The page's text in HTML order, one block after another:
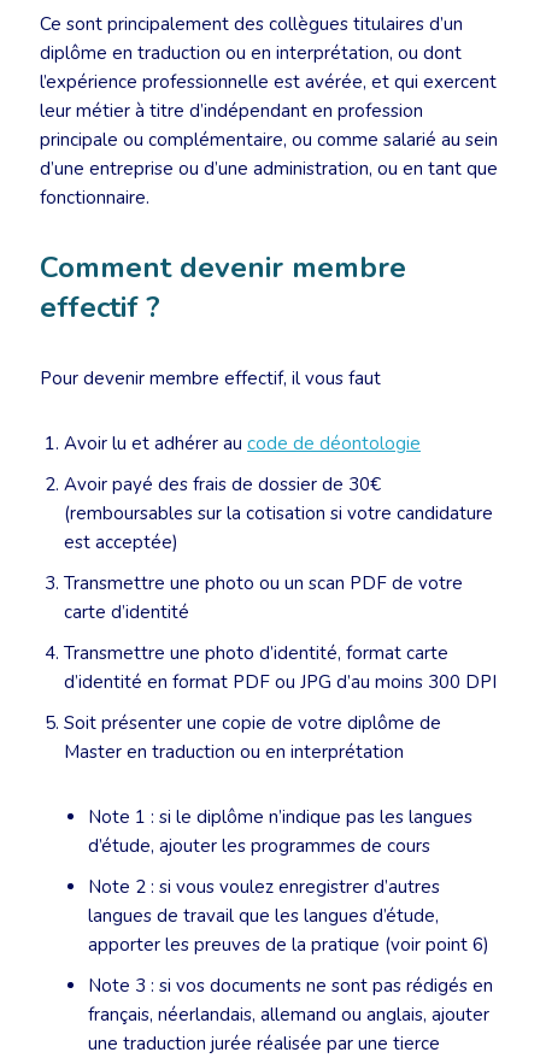
Ce sont principalement des collègues titulaires d’un
diplôme en traduction ou en interprétation, ou dont
l’expérience professionnelle est avérée, et qui exercent
leur métier à titre d’indépendant en profession
principale ou complémentaire, ou comme salarié au sein
d’une entreprise ou d’une administration, ou en tant que
fonctionnaire.
Comment devenir membre
effectif ?
Pour devenir membre effectif, il vous faut
Avoir lu et adhérer au code de déontologie
Avoir payé des frais de dossier de 30€
(remboursables sur la cotisation si votre candidature
est acceptée)
Transmettre une photo ou un scan PDF de votre
carte d’identité
Transmettre une photo d’identité, format carte
d’identité en format PDF ou JPG d’au moins 300 DPI
Soit présenter une copie de votre diplôme de
Master en traduction ou en interprétation
Note 1 : si le diplôme n’indique pas les langues
d’étude, ajouter les programmes de cours
Note 2 : si vous voulez enregistrer d’autres
langues de travail que les langues d’étude,
apporter les preuves de la pratique (voir point 6)
Note 3 : si vos documents ne sont pas rédigés en
français, néerlandais, allemand ou anglais, ajouter
une traduction jurée réalisée par une tierce